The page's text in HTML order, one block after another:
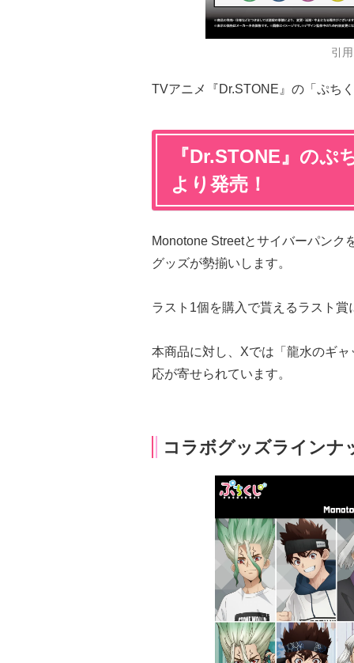
引
TVアニメ『Dr.STONE』の「ぷち
『Dr.STONE』のぷ
より発売！
Monotone Streetとサイバーパンク
グッズが勢揃いします。
ラスト1個を購入で貰えるラスト
本商品に対し、Xでは「龍水のギ
応が寄せられています。
コラボグッズラインナ